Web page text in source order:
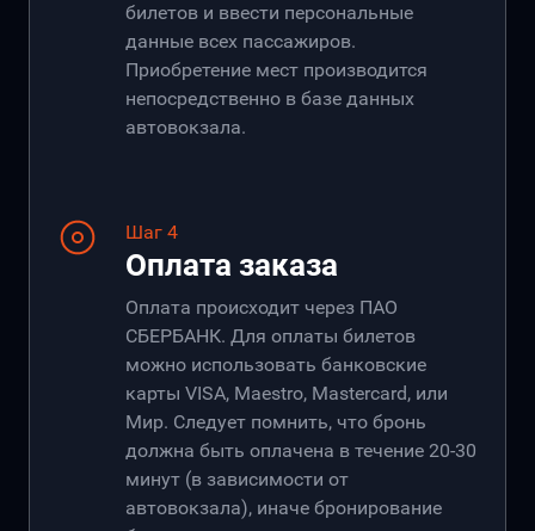
билетов и ввести персональные
данные всех пассажиров.
Приобретение мест производится
непосредственно в базе данных
автовокзала.
Шаг 4
Оплата заказа
Оплата происходит через ПАО
СБЕРБАНК. Для оплаты билетов
можно использовать банковские
карты VISA, Maestro, Mastercard, или
Мир. Следует помнить, что бронь
должна быть оплачена в течение 20-30
минут (в зависимости от
автовокзала), иначе бронирование